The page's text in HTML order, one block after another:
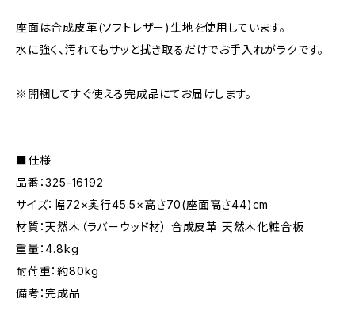
座面は合成皮革(ソフトレザー)生地を使用しています。
水に強く、汚れてもサッと拭き取るだけでお手入れがラクです。
※開梱してすぐ使える完成品にてお届けします。
■仕様
品番：325-16192
サイズ：幅72×奥行45.5×高さ70(座面高さ44)cm
材質：天然木（ラバーウッド材） 合成皮革 天然木化粧合板
重量：4.8kg
耐荷重：約80kg
備考：完成品